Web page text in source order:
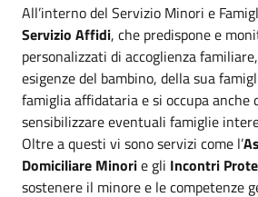
All’interno del Servizio Minori e
Servizio Affidi, che predispone e
personalizzati di accoglienza
esigenze del bambino, della sua
famiglia affidataria e si occupa anche
sensibilizzare eventuali famiglie
Oltre a questi vi sono servizi come l’
Domiciliare Minorie gli Incontri
sostenere il minore e le competenze